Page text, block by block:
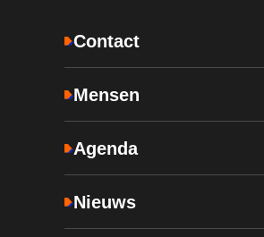
Contact
Mensen
Agenda
Nieuws